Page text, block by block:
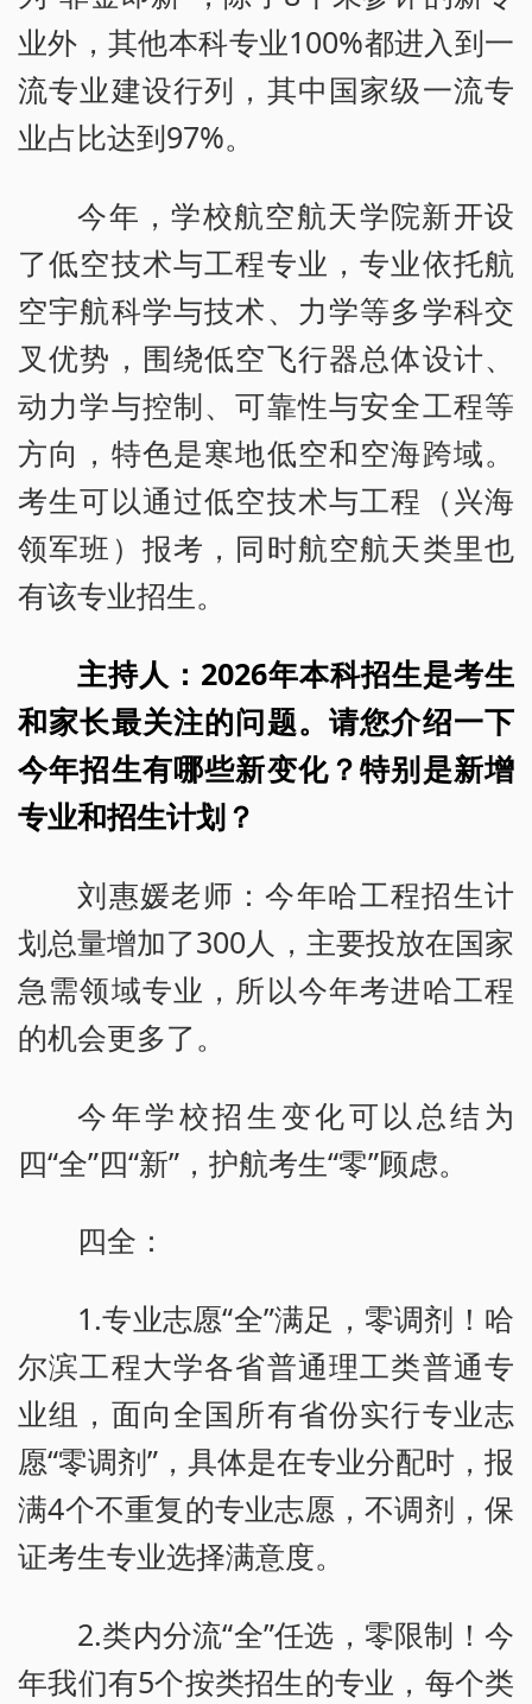
业外，其他本科专业100%都进入到一
流专业建设行列，其中国家级一流专
业占比达到97%。
今年，学校航空航天学院新开设
了低空技术与工程专业，专业依托航
空宇航科学与技术、力学等多学科交
叉优势，围绕低空飞行器总体设计、
动力学与控制、可靠性与安全工程等
方向，特色是寒地低空和空海跨域。
考生可以通过低空技术与工程（兴海
领军班）报考，同时航空航天类里也
有该专业招生。
主持人：2026年本科招生是考生
和家长最关注的问题。请您介绍一下
今年招生有哪些新变化？特别是新增
专业和招生计划？
刘惠媛老师：今年哈工程招生计
划总量增加了300人，主要投放在国家
急需领域专业，所以今年考进哈工程
的机会更多了。
今年学校招生变化可以总结为
四“全”四“新”，护航考生“零”顾虑。
四全：
1.专业志愿“全”满足，零调剂！哈
尔滨工程大学各省普通理工类普通专
业组，面向全国所有省份实行专业志
愿“零调剂”，具体是在专业分配时，报
满4个不重复的专业志愿，不调剂，保
证考生专业选择满意度。
2.类内分流“全”任选，零限制！今
年我们有5个按类招生的专业，每个类